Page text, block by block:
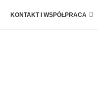
KONTAKT I WSPÓŁPRACA